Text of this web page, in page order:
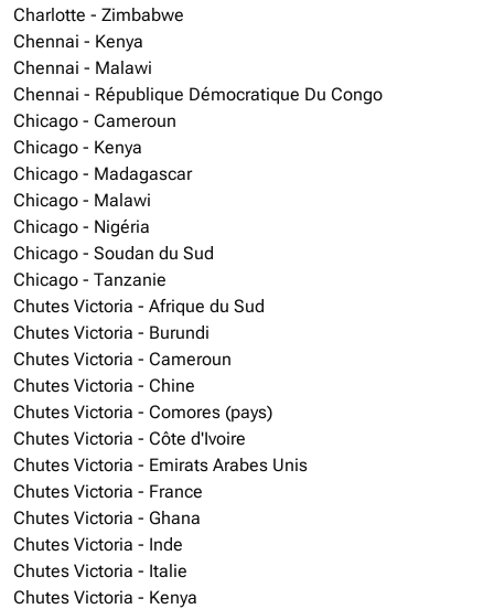
Charlotte - Zimbabwe
Chennai - Kenya
Chennai - Malawi
Chennai - République Démocratique Du Congo
Chicago - Cameroun
Chicago - Kenya
Chicago - Madagascar
Chicago - Malawi
Chicago - Nigéria
Chicago - Soudan du Sud
Chicago - Tanzanie
Chutes Victoria - Afrique du Sud
Chutes Victoria - Burundi
Chutes Victoria - Cameroun
Chutes Victoria - Chine
Chutes Victoria - Comores (pays)
Chutes Victoria - Côte d'Ivoire
Chutes Victoria - Emirats Arabes Unis
Chutes Victoria - France
Chutes Victoria - Ghana
Chutes Victoria - Inde
Chutes Victoria - Italie
Chutes Victoria - Kenya